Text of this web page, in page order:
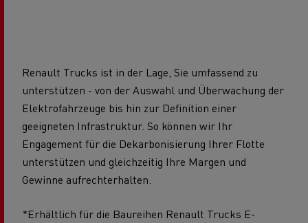
Renault Trucks ist in der Lage, Sie umfassend zu
unterstützen - von der Auswahl und Überwachung der
Elektrofahrzeuge bis hin zur Definition einer
geeigneten Infrastruktur. So können wir Ihr
Engagement für die Dekarbonisierung Ihrer Flotte
unterstützen und gleichzeitig Ihre Margen und
Gewinne aufrechterhalten.
*Erhältlich für die Baureihen Renault Trucks E-